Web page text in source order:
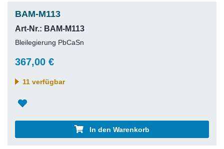
BAM-M113
Art-Nr.: BAM-M113
Bleilegierung PbCaSn
367,00 €
11 verfügbar
In den Warenkorb